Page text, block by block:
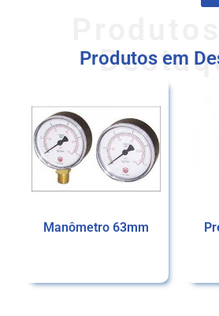
Produtos em
Manômetro 63mm